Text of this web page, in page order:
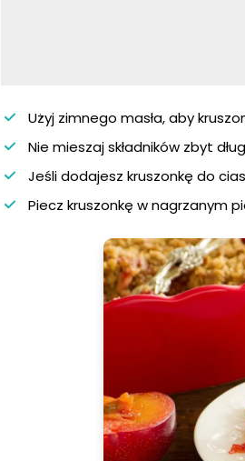
Użyj zimnego masła, aby
Nie mieszaj składników zbyt
Jeśli dodajesz kruszonkę do
Piecz kruszonkę w nagrzanym